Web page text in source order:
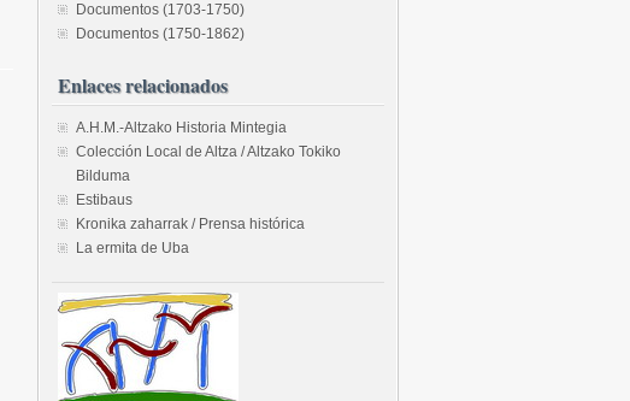
Documentos (1703-1750)
Documentos (1750-1862)
Enlaces relacionados
A.H.M.-Altzako Historia Mintegia
Colección Local de Altza / Altzako Tokiko
Bilduma
Estibaus
Kronika zaharrak / Prensa histórica
La ermita de Uba